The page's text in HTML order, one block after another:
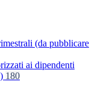
(da pubblicare
ai dipendenti
180